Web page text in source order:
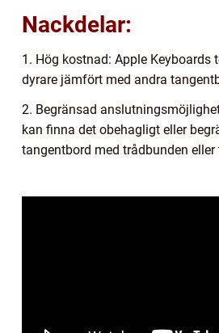
Nackdelar:
1. Hög kostnad: Apple Keyboards
dyrare jämfört med andra
2. Begränsad
kan finna det obehagligt eller
tangentbord med trådbunden